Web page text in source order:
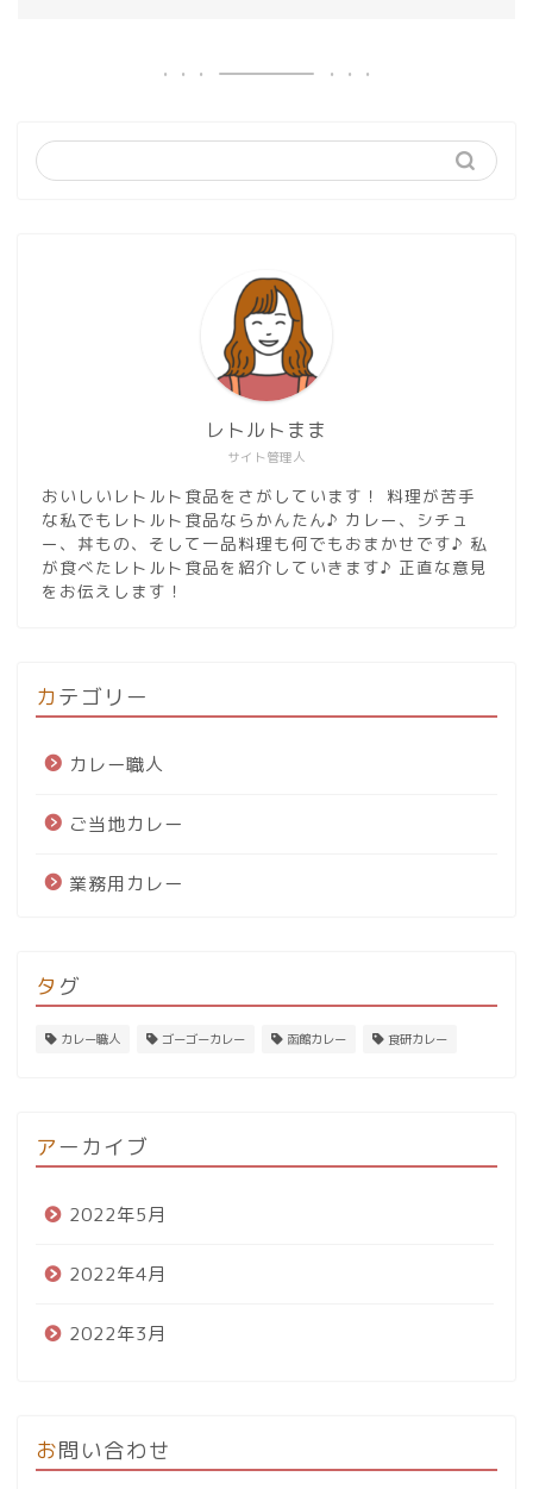
サイト管理人
レトルトまま
おいしいレトルト食品をさがしています！ 料理が苦手
な私でもレトルト食品ならかんたん♪ カレー、シチュ
ー、丼もの、そして一品料理も何でもおまかせです♪ 私
が食べたレトルト食品を紹介していきます♪ 正直な意見
をお伝えします！
カテゴリー
カレー職人
ご当地カレー
業務用カレー
タグ
カレー職人 ゴーゴーカレー 函館カレー 食研カレー
アーカイブ
2022年5月
2022年4月
2022年3月
お問い合わせ